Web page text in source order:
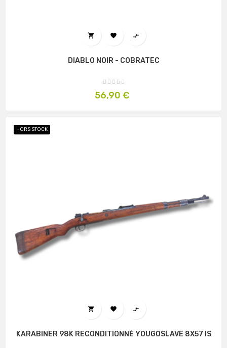
  
DIABLO NOIR - COBRATEC
Prix
56,90 €
HORS STOCK
  
KARABINER 98K RECONDITIONNÉ YOUGOSLAVE 8X57 IS